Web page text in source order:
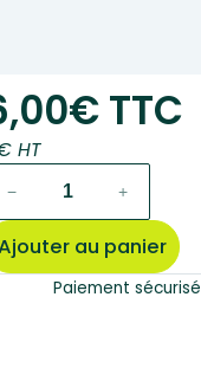
TTC
HT
− +
au panier
Paiement sécurisé